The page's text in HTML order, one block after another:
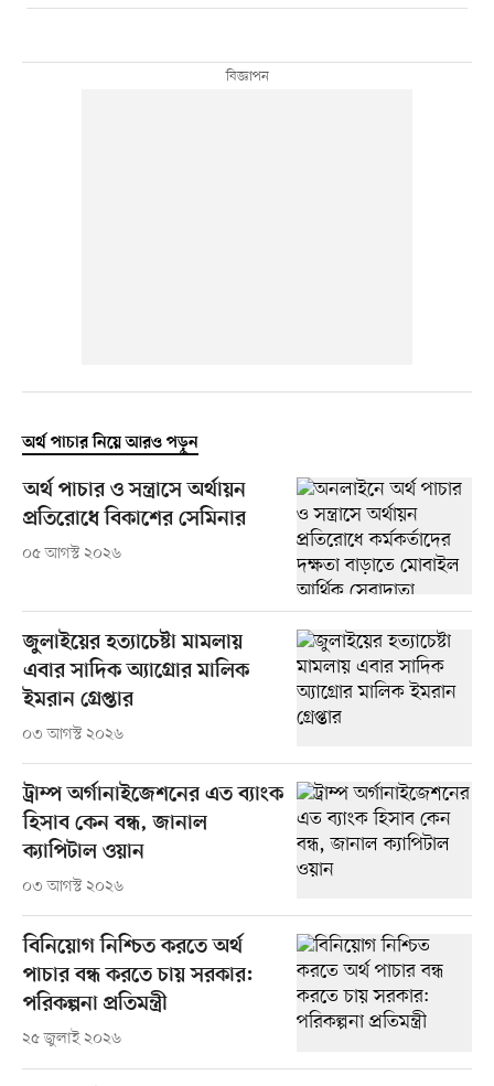
অর্থ পাচার নিয়ে আরও পড়ুন
অর্থ পাচার ও সন্ত্রাসে অর্থায়ন
প্রতিরোধে বিকাশের সেমিনার
০৫ আগস্ট ২০২৬
জুলাইয়ের হত্যাচেষ্টা মামলায়
এবার সাদিক অ্যাগ্রোর মালিক
ইমরান গ্রেপ্তার
০৩ আগস্ট ২০২৬
ট্রাম্প অর্গানাইজেশনের এত ব্যাংক
হিসাব কেন বন্ধ, জানাল
ক্যাপিটাল ওয়ান
০৩ আগস্ট ২০২৬
বিনিয়োগ নিশ্চিত করতে অর্থ
পাচার বন্ধ করতে চায় সরকার:
পরিকল্পনা প্রতিমন্ত্রী
২৫ জুলাই ২০২৬